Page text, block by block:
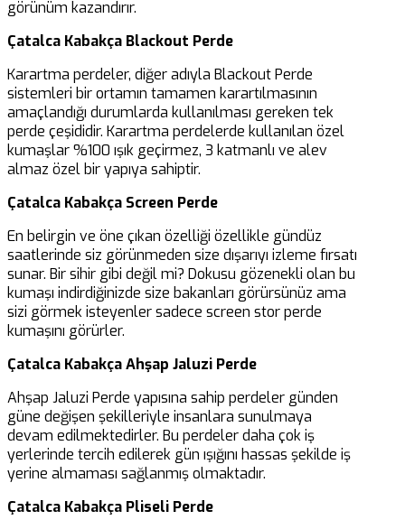
görünüm kazandırır.
Çatalca Kabakça Blackout Perde
Karartma perdeler, diğer adıyla Blackout Perde
sistemleri bir ortamın tamamen karartılmasının
amaçlandığı durumlarda kullanılması gereken tek
perde çeşididir. Karartma perdelerde kullanılan özel
kumaşlar %100 ışık geçirmez, 3 katmanlı ve alev
almaz özel bir yapıya sahiptir.
Çatalca Kabakça Screen Perde
En belirgin ve öne çıkan özelliği özellikle gündüz
saatlerinde siz görünmeden size dışarıyı izleme fırsatı
sunar. Bir sihir gibi değil mi? Dokusu gözenekli olan bu
kumaşı indirdiğinizde size bakanları görürsünüz ama
sizi görmek isteyenler sadece screen stor perde
kumaşını görürler.
Çatalca Kabakça Ahşap Jaluzi Perde
Ahşap Jaluzi Perde yapısına sahip perdeler günden
güne değişen şekilleriyle insanlara sunulmaya
devam edilmektedirler. Bu perdeler daha çok iş
yerlerinde tercih edilerek gün ışığını hassas şekilde iş
yerine almaması sağlanmış olmaktadır.
Çatalca Kabakça Pliseli Perde